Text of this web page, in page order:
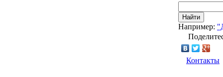
Найти
Например:
Контакты